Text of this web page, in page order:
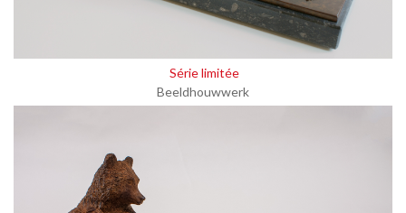
Série limitée
Beeldhouwwerk